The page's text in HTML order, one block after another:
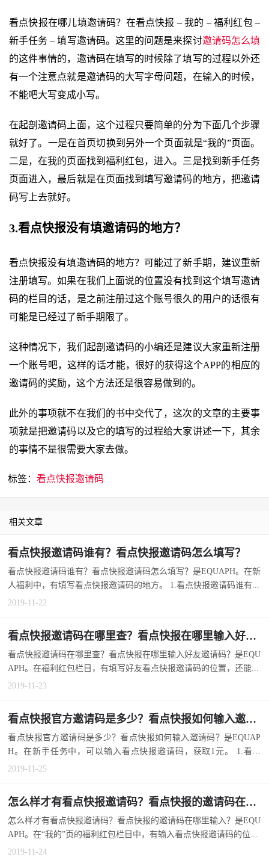
看点快报在哪儿填邀请码？在看点快报 – 我的 – 福利红包 –
新手任务 – 填写邀请码。这里的问题是来探讨邀请码怎么填
的这件事情的，邀请码在填写的时候除了填写的过程以外还
有一个注意点就是邀请码的大写字母问题，在输入的时候，
不能吧大写变成小写。
在起剖邀请码上面，这个过程只要简单的分为下面几个步骤
就好了。一是在首页切换到另外一个页面就是“我的”页面。
二是，在我的页面找到福利红包，进入。三是找到新手任务
页面进入，最后就是在页面找到填写邀请码的地方，把邀请
码写上去就好。
3.看点快报没有填邀请码的地方？
看点快报没有填邀请码的地方？可能过了新手期，建议重新
注册填写。如果在我们上面说的位置没有找到这个填写邀请
码的栏目的话，是之前注册过这个账号很久的用户的话很有
可能是已经过了新手期限了。
这种情况下，我们起剖邀请码的小编还是建议大家重新注册
一个账号吧，这样的话才能，很好的获得这个APP的相应的
邀请码的奖励，这个方法还是很容易做到的。
此外的事项就不在我们的书中交代了，这次的文章的主要事
项就是把邀请码以及它的填写的过程给大家讲述一下，其余
的事情不是很需要大家去做。
标签：看点快报邀请码
相关文章
看点快报邀请码谁有？看点快报邀请码怎么填写？
看点快报邀请码谁有？看点快报邀请码怎么填写？是EQUAPH。在新
人福利中，有填写看点快报邀请码的地方。 1.看点快报邀请码谁有...
2019-11-22
看点快报邀请码在哪里查？看点快报在哪里输入好友邀请码？
看点快报邀请码在哪里查？看点快报在哪里输入好友邀请码？是EQU
APH。在福利红包栏目，有填写好友看点快报邀请码的位置，还能...
2019-11-23
看点快报官方邀请码是多少？看点快报如何输入邀请码？
看点快报官方邀请码是多少？看点快报如何输入邀请码？是EQUAP
H。在新手任务中，可以输入看点快报邀请码，获取1元。 1.看点
快...
2019-11-25
怎么样才有看点快报邀请码？看点快报的邀请码在哪里输入？
怎么样才有看点快报邀请码？看点快报的邀请码在哪里输入？是EQU
APH。在“我的”页的福利红包栏目中，有输入看点快报邀请码的位...
2019-11-24